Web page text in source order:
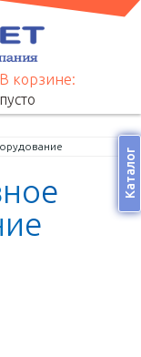
В корзине:
пусто
Каталог
ное
ие